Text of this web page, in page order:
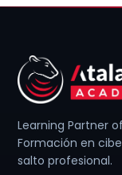
Learning Partner
Formación en
salto profesional.